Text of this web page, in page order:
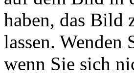
haben, das Bild
lassen. Wenden
wenn Sie sich